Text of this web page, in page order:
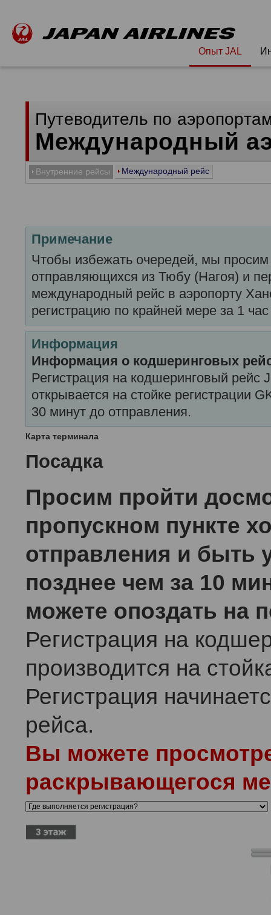
Опыт JAL
Путеводитель по
Международный
Внутренние рейсы Международный рейс
Примечание
Чтобы избежать очередей, мы
отправляющихся из Тюбу (Нагоя) и
международный рейс в аэропорту
регистрацию по крайней мере за 1
Информация
Информация о кодшеринговых
Регистрация на кодшеринговый рейс
открывается на стойке регистрации
30 минут до отправления.
Карта терминала
Посадка
Просим пройти
пропускном пункте
отправления и быть
позднее чем за 10
можете опоздать на
Регистрация на
производится на
Регистрация
рейса.
Вы можете
раскрывающегося